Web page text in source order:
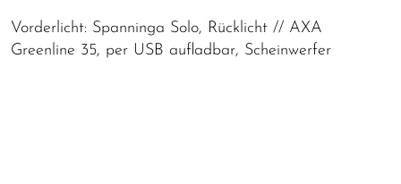
Vorderlicht: Spanninga Solo, Rücklicht // AXA
Greenline 35, per USB aufladbar, Scheinwerfer